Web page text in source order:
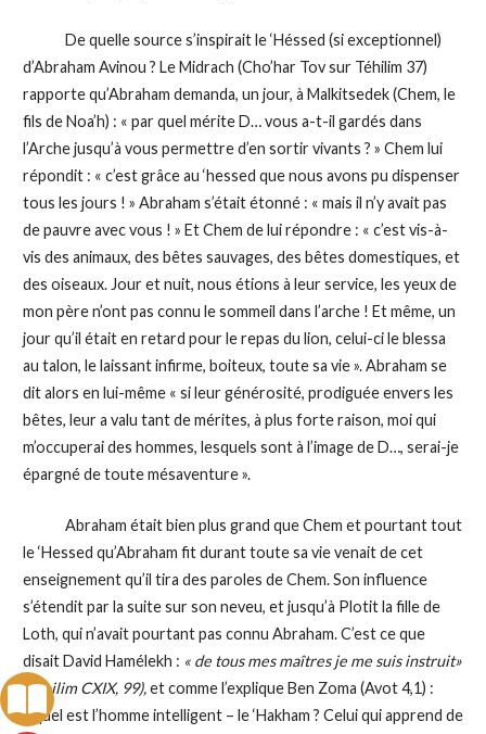
De quelle source s’inspirait le ‘Héssed (si exceptionnel)
d’Abraham Avinou ? Le Midrach (Cho’har Tov sur Téhilim 37)
rapporte qu’Abraham demanda, un jour, à Malkitsedek (Chem, le
fils de Noa’h) : « par quel mérite D… vous a-t-il gardés dans
l’Arche jusqu’à vous permettre d’en sortir vivants ? » Chem lui
répondit : « c’est grâce au ‘hessed que nous avons pu dispenser
tous les jours ! » Abraham s’était étonné : « mais il n’y avait pas
de pauvre avec vous ! » Et Chem de lui répondre : « c’est vis-à-
vis des animaux, des bêtes sauvages, des bêtes domestiques, et
des oiseaux. Jour et nuit, nous étions à leur service, les yeux de
mon père n’ont pas connu le sommeil dans l’arche ! Et même, un
jour qu’il était en retard pour le repas du lion, celui-ci le blessa
au talon, le laissant infirme, boiteux, toute sa vie ». Abraham se
dit alors en lui-même « si leur générosité, prodiguée envers les
bêtes, leur a valu tant de mérites, à plus forte raison, moi qui
m’occuperai des hommes, lesquels sont à l’image de D…, serai-je
épargné de toute mésaventure ».
Abraham était bien plus grand que Chem et pourtant tout
le ‘Hessed qu’Abraham fit durant toute sa vie venait de cet
enseignement qu’il tira des paroles de Chem. Son influence
s’étendit par la suite sur son neveu, et jusqu’à Plotit la fille de
Loth, qui n’avait pourtant pas connu Abraham. C’est ce que
disait David Hamélekh : « de tous mes maîtres je me suis instruit»
(Téhilim CXIX, 99),et comme l’explique Ben Zoma (Avot 4,1) :
« quel est l’homme intelligent – le ‘Hakham ? Celui qui apprend de